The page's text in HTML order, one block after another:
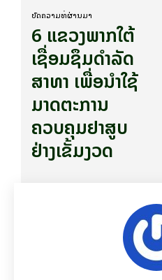
ບົດ​ຄວາມ​ທີ່​ຜ່ານ​ມາ
6 ແຂວງພາກໃຕ້
ເຊື່ອມຊຶມດຳລັດ
ສາທາ ເພື່ອນຳໃຊ້
ມາດຕະການ
ຄວບຄຸມຢາສູບ
ຢ່າງເຂັ້ມງວດ